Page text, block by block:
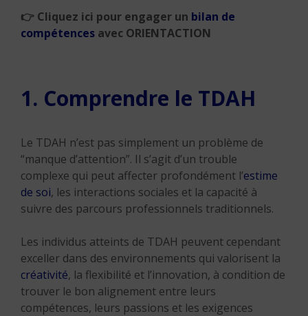
👉 Cliquez ici pour engager un bilan de
compétences avec ORIENTACTION
1. Comprendre le TDAH
Le TDAH n’est pas simplement un problème de
“manque d’attention”. Il s’agit d’un trouble
complexe qui peut affecter profondément l’estime
de soi, les interactions sociales et la capacité à
suivre des parcours professionnels traditionnels.
Les individus atteints de TDAH peuvent cependant
exceller dans des environnements qui valorisent la
créativité, la flexibilité et l’innovation, à condition de
trouver le bon alignement entre leurs
compétences, leurs passions et les exigences